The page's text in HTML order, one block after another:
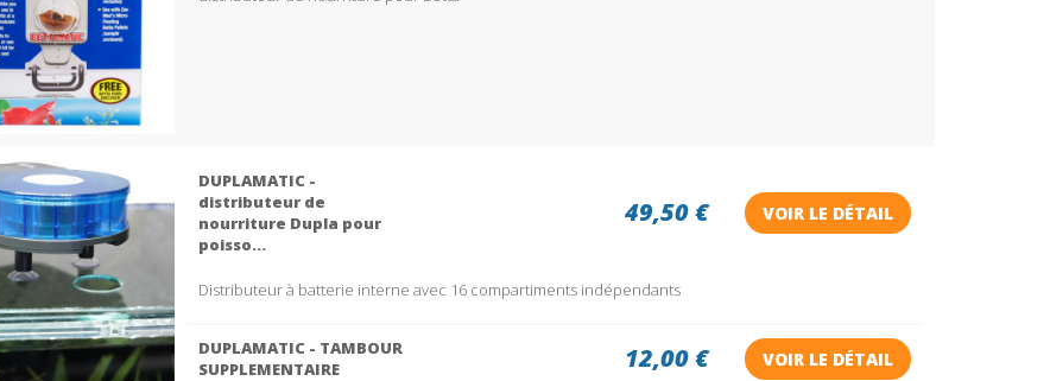
DUPLAMATIC -
distributeur de
nourriture Dupla pour
poisso...
49,50 € VOIR LE DÉTAIL
Distributeur à batterie interne avec 16 compartiments indépendants
DUPLAMATIC - TAMBOUR
SUPPLEMENTAIRE
12,00 € VOIR LE DÉTAIL